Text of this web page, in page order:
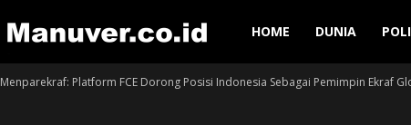
Manuver
HOME DUNIA
Menparekraf: Platform FCE Dorong Posisi Indonesia Sebagai Pemimpin Ekraf